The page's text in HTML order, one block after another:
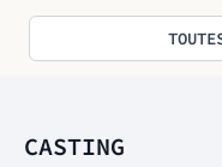
CASTING